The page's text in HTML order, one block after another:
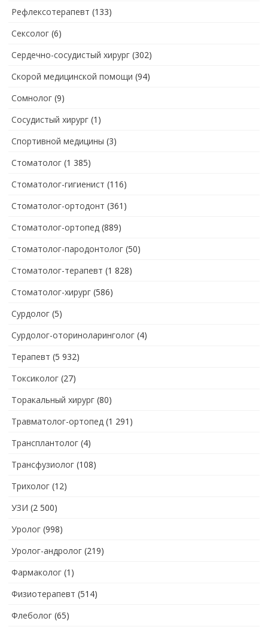
Рефлексотерапевт (133)
Сексолог (6)
Сердечно-сосудистый хирург (302)
Скорой медицинской помощи (94)
Сомнолог (9)
Сосудистый хирург (1)
Спортивной медицины (3)
Стоматолог (1 385)
Стоматолог-гигиенист (116)
Стоматолог-ортодонт (361)
Стоматолог-ортопед (889)
Стоматолог-пародонтолог (50)
Стоматолог-терапевт (1 828)
Стоматолог-хирург (586)
Сурдолог (5)
Сурдолог-оториноларинголог (4)
Терапевт (5 932)
Токсиколог (27)
Торакальный хирург (80)
Травматолог-ортопед (1 291)
Трансплантолог (4)
Трансфузиолог (108)
Трихолог (12)
УЗИ (2 500)
Уролог (998)
Уролог-андролог (219)
Фармаколог (1)
Физиотерапевт (514)
Флеболог (65)